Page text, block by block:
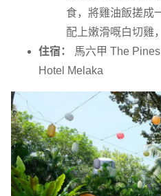
食，將雞油飯搓成
配上嫩滑嘅白切雞
住宿：
馬六甲 The
Hotel Melaka